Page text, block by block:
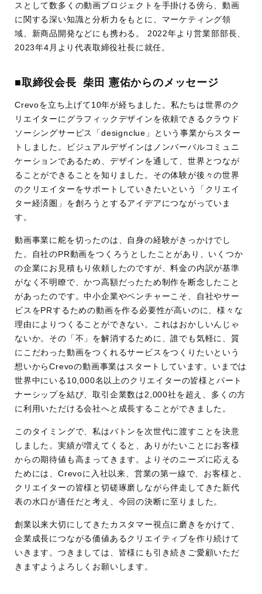
スとして数多くの動画プロジェクトを手掛ける傍ら、動画
に関する深い知識と分析力をもとに、マーケティング領
域、新商品開発などにも携わる。 2022年より営業部部長、
2023年4月より代表取締役社長に就任。
■取締役会長 柴田 憲佑からのメッセージ
Crevoを立ち上げて10年が経ちました。私たちは世界のク
リエイターにグラフィックデザインを依頼できるクラウド
ソーシングサービス「designclue」という事業からスター
トしました。ビジュアルデザインはノンバーバルコミュニ
ケーションであるため、デザインを通して、世界とつなが
ることができることを知りました。その体験が後々の世界
のクリエイターをサポートしていきたいという「クリエイ
ター経済圏」を創ろうとするアイデアにつながっていま
す。
動画事業に舵を切ったのは、自身の経験がきっかけでし
た。自社のPR動画をつくろうとしたことがあり、いくつか
の企業にお見積もり依頼したのですが、料金の内訳が基準
がなく不明瞭で、かつ高額だったため制作を断念したこと
があったのです。中小企業やベンチャーこそ、自社やサー
ビスをPRするための動画を作る必要性が高いのに、様々な
理由によりつくることができない。これはおかしいんじゃ
ないか。その「不」を解消するために、誰でも気軽に、質
にこだわった動画をつくれるサービスをつくりたいという
想いからCrevoの動画事業はスタートしています。いまでは
世界中にいる10,000名以上のクリエイターの皆様とパート
ナーシップを結び、取引企業数は2,000社を超え、多くの方
に利用いただける会社へと成長することができました。
このタイミングで、私はバトンを次世代に渡すことを決意
しました。実績が増えてくると、ありがたいことにお客様
からの期待値も高まってきます。よりそのニーズに応える
ためには、Crevoに入社以来、営業の第一線で、お客様と、
クリエイターの皆様と切磋琢磨しながら伴走してきた新代
表の水口が適任だと考え、今回の決断に至りました。
創業以来大切にしてきたカスタマー視点に磨きをかけて、
企業成長につながる価値あるクリエイティブを作り続けて
いきます。つきましては、皆様にも引き続きご愛顧いただ
きますようよろしくお願いします。